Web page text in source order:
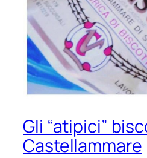
Gli “atipici”
Castellammare